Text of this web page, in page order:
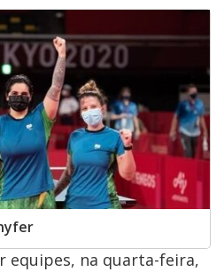
equipes, na quarta-feira,